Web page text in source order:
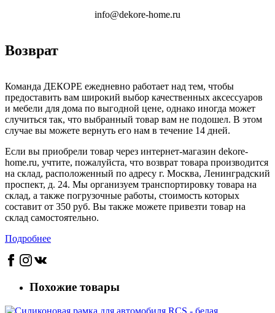
info@dekore-home.ru
Возврат
Команда ДЕКОРЕ ежедневно работает над тем, чтобы
предоставить вам широкий выбор качественных аксессуаров
и мебели для дома по выгодной цене, однако иногда может
случиться так, что выбранный товар вам не подошел. В этом
случае вы можете вернуть его нам в течение 14 дней.
Если вы приобрели товар через интернет-магазин dekore-
home.ru, учтите, пожалуйста, что возврат товара производится
на склад, расположенный по адресу г. Москва, Ленинградский
проспект, д. 24. Мы организуем транспортировку товара на
склад, а также погрузочные работы, стоимость которых
составит от 350 руб. Вы также можете привезти товар на
склад самостоятельно.
Подробнее
Похожие товары